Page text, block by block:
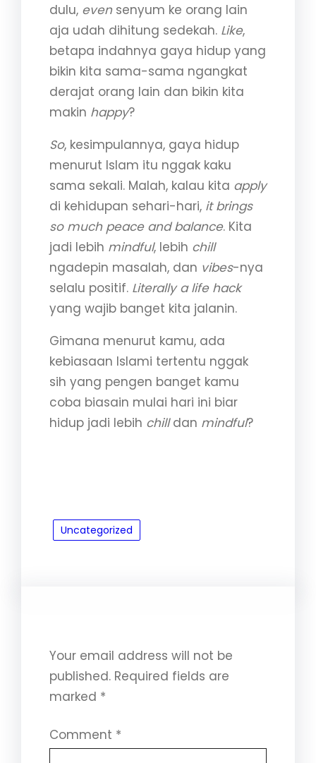
dulu, evensenyum ke orang lain
aja udah dihitung sedekah. Like,
betapa indahnya gaya hidup yang
bikin kita sama-sama ngangkat
derajat orang lain dan bikin kita
makin happy?
So, kesimpulannya, gaya hidup
menurut Islam itu nggak kaku
sama sekali. Malah, kalau kita apply
di kehidupan sehari-hari, it brings
so much peace and balance. Kita
jadi lebih mindful, lebih chill
ngadepin masalah, dan vibes-nya
selalu positif. Literally a life hack
yang wajib banget kita jalanin.
Gimana menurut kamu, ada
kebiasaan Islami tertentu nggak
sih yang pengen banget kamu
coba biasain mulai hari ini biar
hidup jadi lebih chilldan mindful?
Uncategorized
Your email address will not be
published. Required fields are
marked *
Comment *